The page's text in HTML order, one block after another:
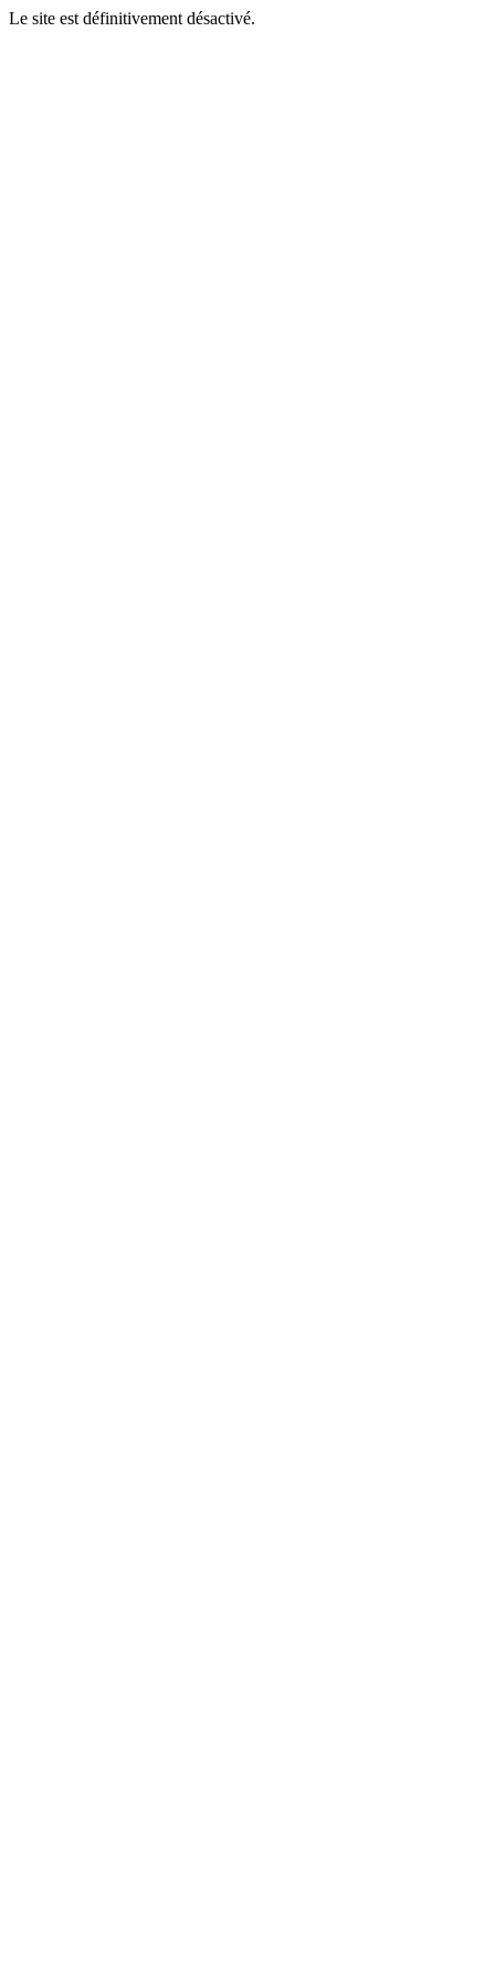
Le site est définitivement désactivé.